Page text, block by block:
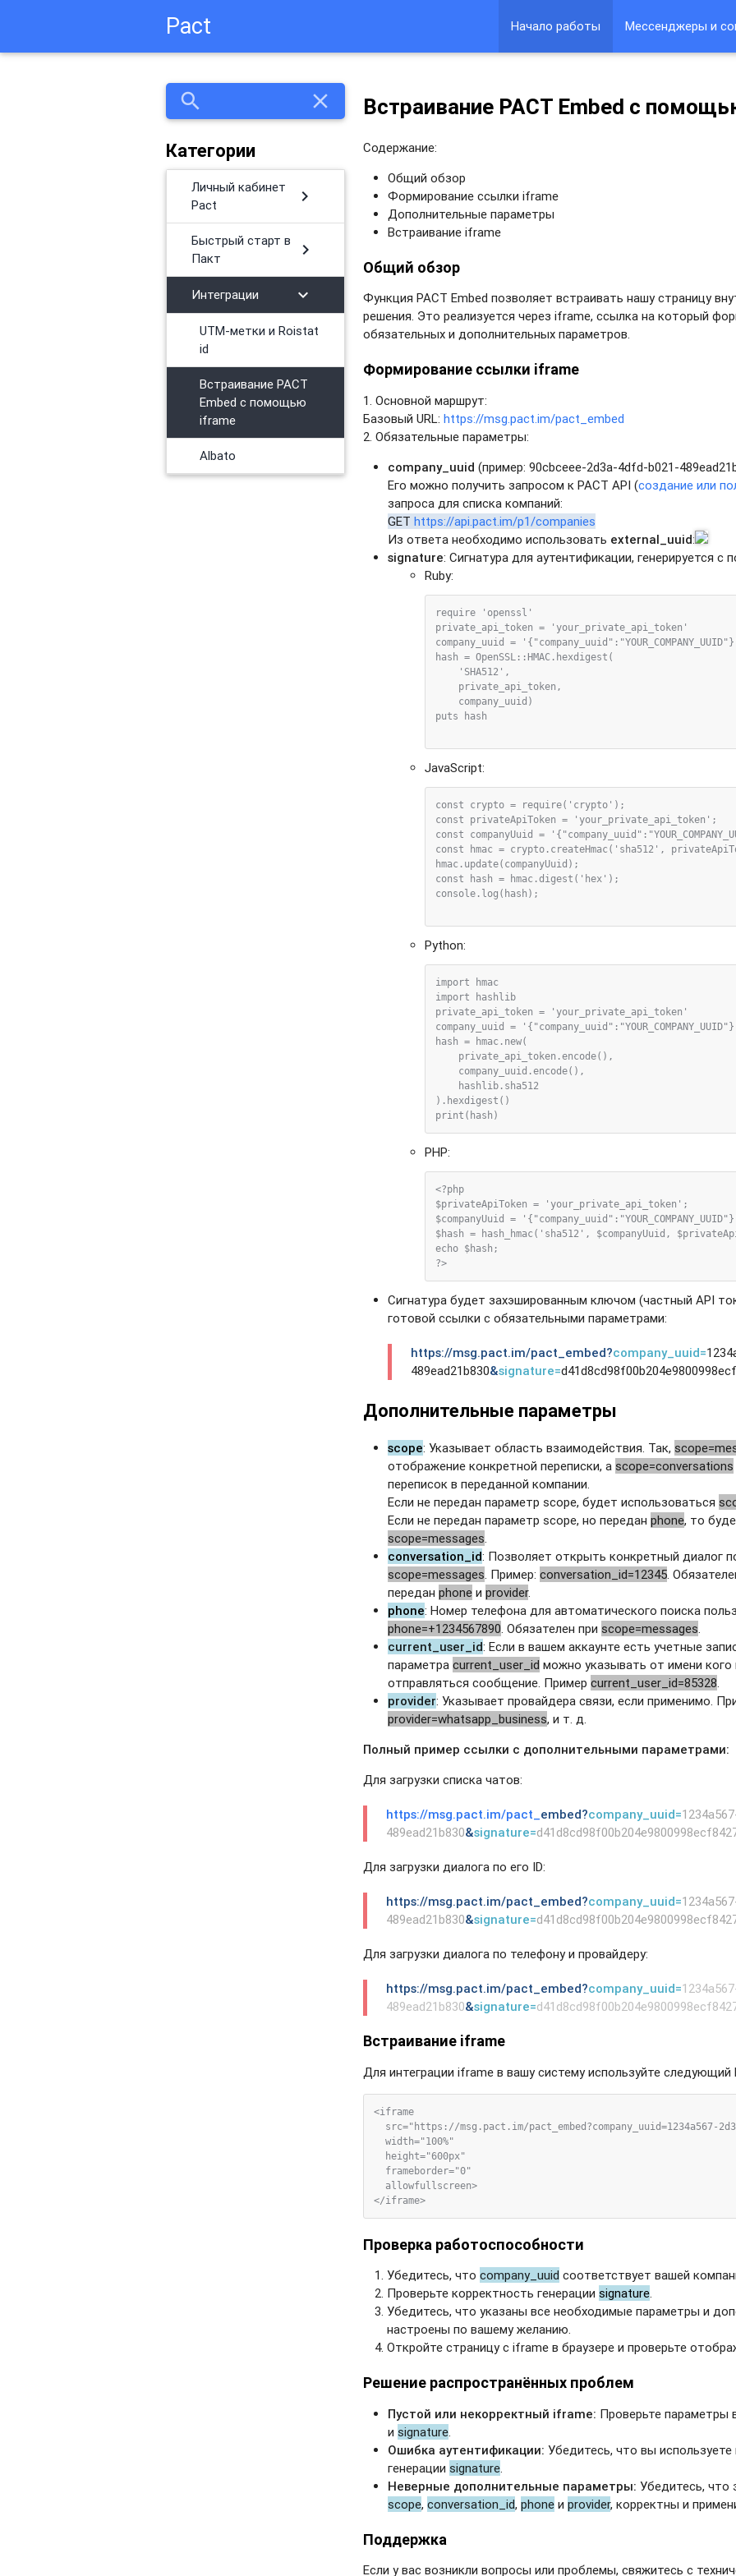
Pact Начало работы Мессенджеры и
search close
Категории
Личный кабинет
Pact
chevron_right
Быстрый старт в
Пакт
chevron_right
Интеграции chevron_right
UTM-метки и Roistat
id
Встраивание PACT
Embed с помощью
iframe
Albato
Встраивание PACT Embed с
Содержание:
Общий обзор
Формирование ссылки iframe
Дополнительные параметры
Встраивание iframe
Общий обзор
Функция PACT Embed позволяет встраивать нашу страницу
решения. Это реализуется через iframe, ссылка на который
обязательных и дополнительных параметров.
Формирование ссылки iframe
1. Основной маршрут:
Базовый URL:https://msg.pact.im/pact_embed
2. Обязательные параметры:
company_uuid (пример:90cbceee-2d3a-4dfd-b021-
Его можно получить запросом к PACT API (создание или
запроса для списка компаний:
GEThttps://api.pact.im/p1/companies
Из ответа необходимо использовать external_uuid:
signature: Сигнатура для аутентификации, генерируется с
Ruby:
require 'openssl'
private_api_token = 'your_private_api_token'
company_uuid =
hash = OpenSSL::HMAC.hexdigest(
    'SHA512',
    private_api_token,
    company_uuid)
puts hash
JavaScript:
const crypto = require('crypto');
const privateApiToken = 'your_private_api_token';
const companyUuid =
const hmac = crypto.createHmac('sha512',
hmac.update(companyUuid);
const hash = hmac.digest('hex');
console.log(hash);
Python:
import hmac
import hashlib
private_api_token = 'your_private_api_token'
company_uuid =
hash = hmac.new(
    private_api_token.encode(),
    company_uuid.encode(),
    hashlib.sha512
).hexdigest()
PHP:
<?php
$privateApiToken = 'your_private_api_token';
$companyUuid =
$hash = hash_hmac('sha512', $companyUuid,
echo $hash;
Сигнатура будет захэшированным ключом (частный API
готовой ссылки с обязательными параметрами:
https://msg.pact.im/pact_embed?company_uuid=
489ead21b830&signature=
Дополнительные параметры
scope: Указывает область взаимодействия. Так,
отображение конкретной переписки, а scope=conversations
переписок в переданной компании.
Если не передан параметр scope, будет использоваться
Если не передан параметр scope, но переданphone, то
scope=messages
conversation_id: Позволяет открыть конкретный диалог
scope=messages . Пример:conversation_id=12345 .
переданphone иprovider.
phone: Номер телефона для автоматического поиска
phone=+1234567890 . Обязателен при scope=messages
current_user_id: Если в вашем аккаунте есть учетные
параметраcurrent_user_id можно указывать от имени кого
отправляться сообщение. Пример current_user_id=85328
provider: Указывает провайдера связи, если применимо.
provider=whatsapp_business, и т. д.
Полный пример ссылки с дополнительными параметрами:
Для загрузки списка чатов:
https://msg.pact.im/pact_ embed?company_uuid=
489ead21b830&signature=
Для загрузки диалога по его ID:
https://msg.pact.im/pact_embed?company_uuid=
489ead21b830&signature=
Для загрузки диалога по телефону и провайдеру:
https://msg.pact.im/pact_embed?company_uuid=
489ead21b830&signature=
Встраивание iframe
Для интеграции iframe в вашу систему используйте следующий
<iframe
src="https://msg.pact.im/pact_embed?company_uuid=1234a567-
  width="100%"
  height="600px"
  frameborder="0"
  allowfullscreen>
Проверка работоспособности
Убедитесь, чтоcompany_uuid соответствует вашей
Проверьте корректность генерацииsignature.
Убедитесь, что указаны все необходимые параметры и
настроены по вашему желанию.
Откройте страницу с iframe в браузере и проверьте
Решение распространённых проблем
Пустой или некорректный iframe: Проверьте параметры
и signature
Ошибка аутентификации: Убедитесь, что вы
генерации signature
Неверные дополнительные параметры: Убедитесь, что
scope,conversation_id,phone иprovider, корректны и
Поддержка
Если у вас возникли вопросы или проблемы, свяжитесь с